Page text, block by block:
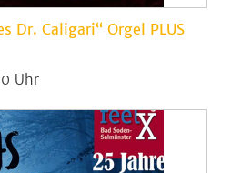
Dr. Caligari“ Orgel PLUS